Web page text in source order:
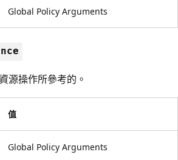
Global Policy Arguments
源操作所參考的。
值
Global Policy Arguments